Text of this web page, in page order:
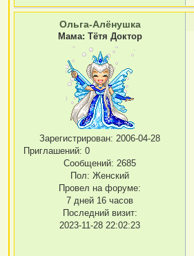
Ольга-Алёнушка
Мама: Тётя Доктор
Зарегистрирован: 2006-04-28
Приглашений: 0
Сообщений: 2685
Пол: Женский
Провел на форуме:
7 дней 16 часов
Последний визит:
2023-11-28 22:02:23